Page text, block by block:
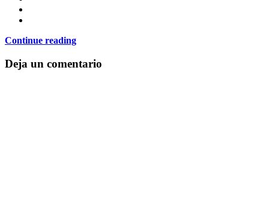
Continue reading
Deja un comentario